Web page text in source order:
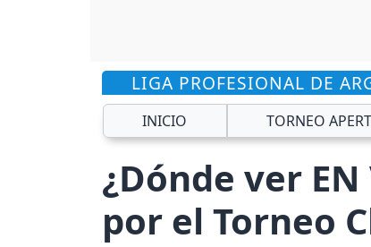
LIGA PROFESIONAL DE
INICIO TORNEO
¿Dónde ver
por el Torneo